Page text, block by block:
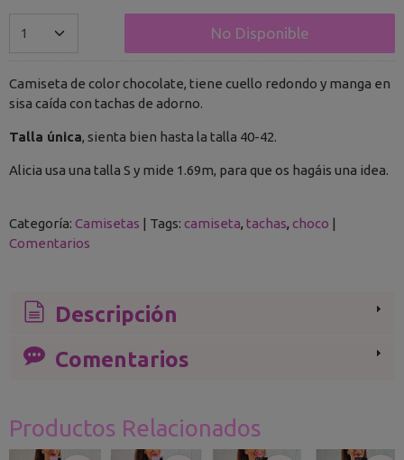
No Disponible
Camiseta de color chocolate, tiene cuello redondo y manga en
sisa caída con tachas de adorno.
Talla única, sienta bien hasta la talla 40-42.
Alicia usa una talla S y mide 1.69m, para que os hagáis una idea.
Categoría: Camisetas | Tags: camiseta tachas choco |
Comentarios
Descripción
Comentarios
Productos Relacionados